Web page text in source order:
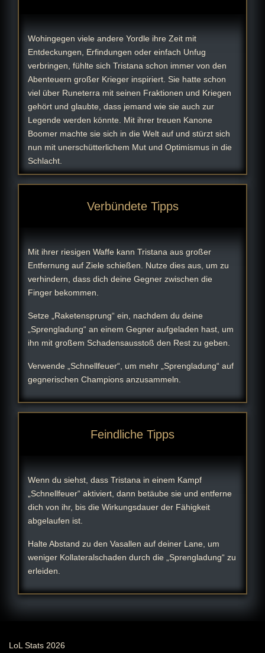
Wohingegen viele andere Yordle ihre Zeit mit
Entdeckungen, Erfindungen oder einfach Unfug
verbringen, fühlte sich Tristana schon immer von den
Abenteuern großer Krieger inspiriert. Sie hatte schon
viel über Runeterra mit seinen Fraktionen und Kriegen
gehört und glaubte, dass jemand wie sie auch zur
Legende werden könnte. Mit ihrer treuen Kanone
Boomer machte sie sich in die Welt auf und stürzt sich
nun mit unerschütterlichem Mut und Optimismus in die
Schlacht.
Verbündete Tipps
Mit ihrer riesigen Waffe kann Tristana aus großer
Entfernung auf Ziele schießen. Nutze dies aus, um zu
verhindern, dass dich deine Gegner zwischen die
Finger bekommen.
Setze „Raketensprung“ ein, nachdem du deine
„Sprengladung“ an einem Gegner aufgeladen hast, um
ihn mit großem Schadensausstoß den Rest zu geben.
Verwende „Schnellfeuer“, um mehr „Sprengladung“ auf
gegnerischen Champions anzusammeln.
Feindliche Tipps
Wenn du siehst, dass Tristana in einem Kampf
„Schnellfeuer“ aktiviert, dann betäube sie und entferne
dich von ihr, bis die Wirkungsdauer der Fähigkeit
abgelaufen ist.
Halte Abstand zu den Vasallen auf deiner Lane, um
weniger Kollateralschaden durch die „Sprengladung“ zu
erleiden.
LoL Stats 2026